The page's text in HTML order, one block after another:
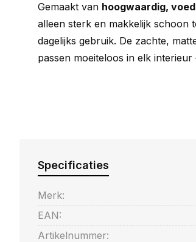
Gemaakt van hoogwaardig,
alleen sterk en makkelijk schoon
dagelijks gebruik. De zachte,
passen moeiteloos in elk
Specificaties
Merk:
EAN:
Artikelnummer: